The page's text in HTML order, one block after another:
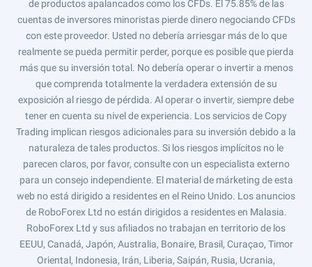
de productos apalancados como los CFDs. El 75.85% de las
cuentas de inversores minoristas pierde dinero negociando CFDs
con este proveedor. Usted no debería arriesgar más de lo que
realmente se pueda permitir perder, porque es posible que pierda
más que su inversión total. No debería operar o invertir a menos
que comprenda totalmente la verdadera extensión de su
exposición al riesgo de pérdida. Al operar o invertir, siempre debe
tener en cuenta su nivel de experiencia. Los servicios de Copy
Trading implican riesgos adicionales para su inversión debido a la
naturaleza de tales productos. Si los riesgos implícitos no le
parecen claros, por favor, consulte con un especialista externo
para un consejo independiente. El material de márketing de esta
web no está dirigido a residentes en el Reino Unido. Los anuncios
de RoboForex Ltd no están dirigidos a residentes en Malasia.
RoboForex Ltd y sus afiliados no trabajan en territorio de los
EEUU, Canadá, Japón, Australia, Bonaire, Brasil, Curaçao, Timor
Oriental, Indonesia, Irán, Liberia, Saipán, Rusia, Ucrania,